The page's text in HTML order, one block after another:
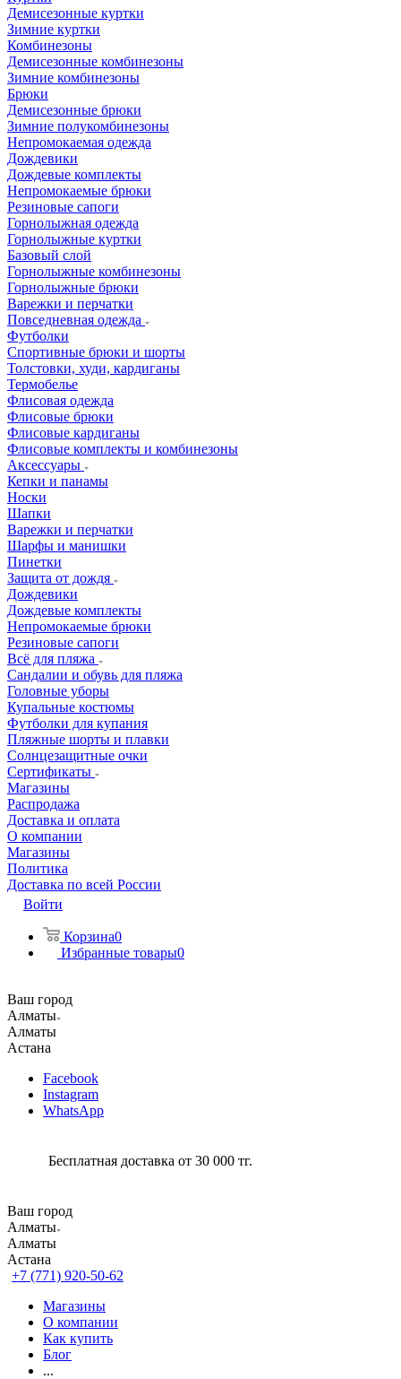
Демисезонные куртки
Зимние куртки
Комбинезоны
Демисезонные комбинезоны
Зимние комбинезоны
Брюки
Демисезонные брюки
Зимние полукомбинезоны
Непромокаемая одежда
Дождевики
Дождевые комплекты
Непромокаемые брюки
Резиновые сапоги
Горнолыжная одежда
Горнолыжные куртки
Базовый слой
Горнолыжные комбинезоны
Горнолыжные брюки
Варежки и перчатки
Повседневная одежда
Футболки
Спортивные брюки и шорты
Толстовки, худи, кардиганы
Термобелье
Флисовая одежда
Флисовые брюки
Флисовые кардиганы
Флисовые комплекты и комбинезоны
Аксессуары
Кепки и панамы
Носки
Шапки
Варежки и перчатки
Шарфы и манишки
Пинетки
Защита от дождя
Дождевики
Дождевые комплекты
Непромокаемые брюки
Резиновые сапоги
Всё для пляжа
Сандалии и обувь для пляжа
Головные уборы
Купальные костюмы
Футболки для купания
Пляжные шорты и плавки
Солнцезащитные очки
Сертификаты
Магазины
Распродажа
Доставка и оплата
О компании
Магазины
Политика
Доставка по всей России
Войти
Корзина0
Избранные товары0
Ваш город
Алматы
Алматы
Астана
Facebook
Instagram
WhatsApp
Бесплатная доставка от 30 000 тг.
Ваш город
Алматы
Алматы
Астана
+7 (771) 920-50-62
Магазины
О компании
Как купить
Блог
...